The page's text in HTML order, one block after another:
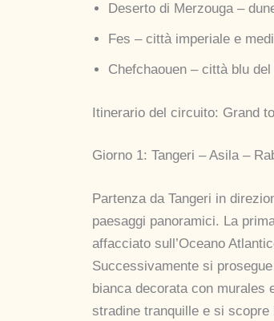
Deserto di Merzouga –
Fes – città imperiale e
Chefchaouen – città blu del
Itinerario del circuito: Grand
Giorno 1: Tangeri – Asila –
Partenza da Tangeri in
paesaggi panoramici. La
affacciato sull’Oceano
Successivamente si
bianca decorata con
stradine tranquille e si